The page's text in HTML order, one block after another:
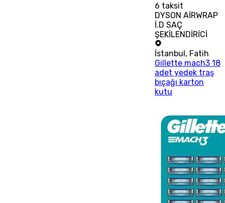
6 taksit
DYSON AİRWRAP
İ.D SAÇ
ŞEKİLENDİRİCİ
İstanbul, Fatih
Gillette mach3 18
adet yedek traş
bıçağı karton
kutu